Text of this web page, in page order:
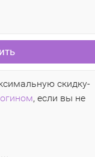
скидку-
, если вы не